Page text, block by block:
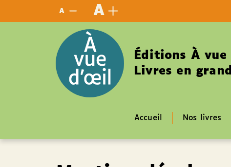
A A
Éditions À vue
Livres en
Accueil Nos livres
Panneau de gestion des cookies